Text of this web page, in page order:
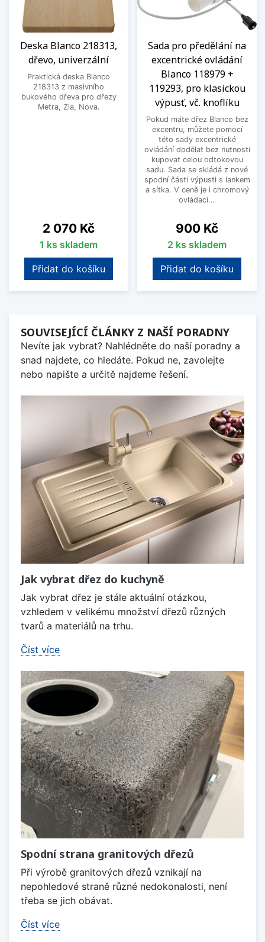
Deska Blanco 218313,
dřevo, univerzální
Praktická deska Blanco
218313 z masivního
bukového dřeva pro dřezy
Metra, Zia, Nova.
Cena
2 070 Kč
1 ks skladem
Přidat do košíku
Sada pro předělání na
excentrické ovládání
Blanco 118979 +
119293, pro klasickou
výpusť, vč. knoflíku
Pokud máte dřez Blanco bez
excentru, můžete pomocí
této sady excentrické
ovládání dodělat bez nutnosti
kupovat celou odtokovou
sadu. Sada se skládá z nové
spodní části výpusti s lankem
a sítka. V ceně je i chromový
ovládací...
Cena
900 Kč
2 ks skladem
Přidat do košíku
SOUVISEJÍCÍ ČLÁNKY Z NAŠÍ PORADNY
Nevíte jak vybrat? Nahlédněte do naší poradny a
snad najdete, co hledáte. Pokud ne, zavolejte
nebo napište a určitě najdeme řešení.
Jak vybrat dřez do kuchyně
Jak vybrat dřez je stále aktuální otázkou,
vzhledem v velikému množství dřezů různých
tvarů a materiálů na trhu.
Číst více
Spodní strana granitových dřezů
Při výrobě granitových dřezů vznikají na
nepohledové straně různé nedokonalosti, není
třeba se jich obávat.
Číst více